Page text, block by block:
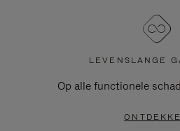
LEVENSLANGE
Op alle functionele